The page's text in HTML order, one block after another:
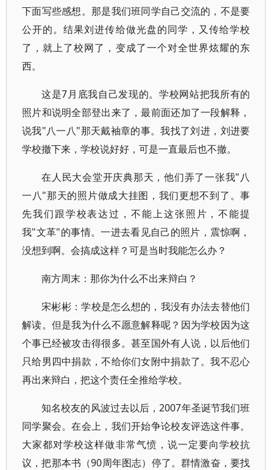
下面写些感想。那是我们班同学自己交流的，不是要
公开的。结果刘进传给做光盘的同学，又传给学校
了，就上了校网了，变成了一个对全世界炫耀的东
西。
这是7月底我自己发现的。学校网站把我所有的
照片和说明全部登出来了，最前面还加了一段解释，
说我"八一八"那天戴袖章的事。我找了刘进，刘进要
学校撤下来，学校说好好，可是一直最后也不撤。
在人民大会堂开庆典那天，他们弄了一张我"八
一八"那天的照片做成大挂图，我们更想不到了。事
先我们跟学校表达过，不能上这张照片，不能提
我"文革"的事情。一进去看见自己的照片，震惊啊，
没想到啊。会搞成这样？可是当时我能怎么办？
南方周末：那你为什么不出来辩白？
宋彬彬：学校是怎么想的，我没有办法去替他们
解读。但是我为什么不愿意解释呢？因为学校因为这
个事已经被攻击得很多。甚至国外有人说，以后他们
只给男四中捐款，不给你们女附中捐款了。我不忍心
再出来辩白，把这个责任全推给学校。
知名校友的风波过去以后，2007年圣诞节我们班
同学聚会。在会上，我们开始争论校友评选这件事。
大家都对学校这样做非常气愤，说一定要向学校抗
议，把那本书（90周年图志）停了。群情激奋，要找